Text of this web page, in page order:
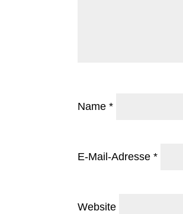
Name *
E-Mail-Adresse *
Website